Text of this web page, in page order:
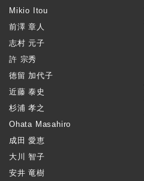
Mikio Itou
前澤 章人
志村 元子
許 宗秀
徳留 加代子
近藤 泰史
杉浦 孝之
Ohata Masahiro
成田 愛恵
大川 智子
安井 竜樹